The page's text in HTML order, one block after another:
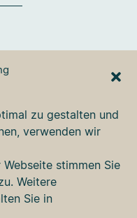
zu gestalten und
verwenden wir
stimmen Sie
Weitere
Sie in
+49 8331 76 42 49